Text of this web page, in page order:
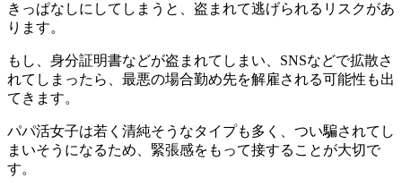
きっぱなしにしてしまうと、 盗まれて逃げられるリスクがあ
ります。
もし、身分証明書などが盗まれてしまい、SNSなどで拡散さ
れてしまったら、最悪の場合勤め先を解雇される可能性も出
てきます。
パパ活女子は若く清純そうなタイプも多く、つい騙されてし
まいそうになるため、緊張感をもって接することが大切で
す。